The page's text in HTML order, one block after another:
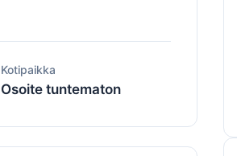
Kotipaikka
Osoite tuntematon